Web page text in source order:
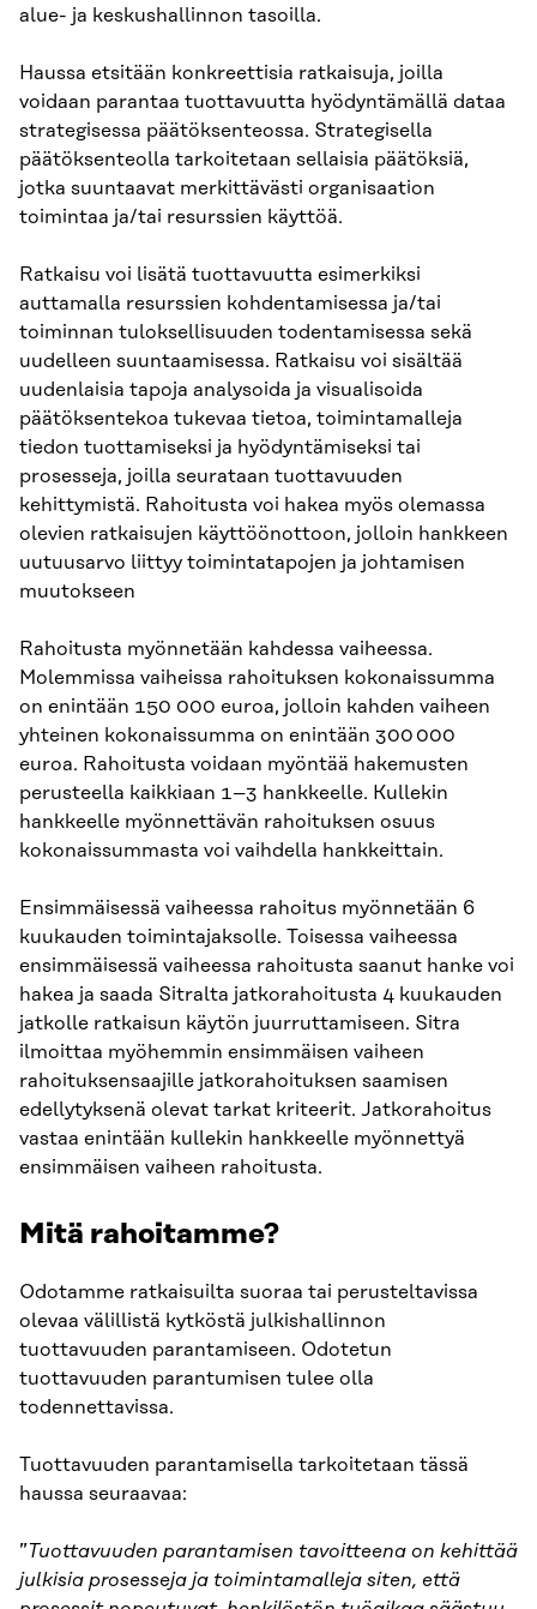
alue- ja keskushallinnon tasoilla.
Haussa etsitään konkreettisia ratkaisuja, joilla
voidaan parantaa tuottavuutta hyödyntämällä dataa
strategisessa päätöksenteossa. Strategisella
päätöksenteolla tarkoitetaan sellaisia päätöksiä,
jotka suuntaavat merkittävästi organisaation
toimintaa ja/tai resurssien käyttöä.
Ratkaisu voi lisätä tuottavuutta esimerkiksi
auttamalla resurssien kohdentamisessa ja/tai
toiminnan tuloksellisuuden todentamisessa sekä
uudelleen suuntaamisessa. Ratkaisu voi sisältää
uudenlaisia tapoja analysoida ja visualisoida
päätöksentekoa tukevaa tietoa, toimintamalleja
tiedon tuottamiseksi ja hyödyntämiseksi tai
prosesseja, joilla seurataan tuottavuuden
kehittymistä. Rahoitusta voi hakea myös olemassa
olevien ratkaisujen käyttöönottoon, jolloin hankkeen
uutuusarvo liittyy toimintatapojen ja johtamisen
muutokseen
Rahoitusta myönnetään kahdessa vaiheessa.
Molemmissa vaiheissa rahoituksen kokonaissumma
on enintään 150 000 euroa, jolloin kahden vaiheen
yhteinen kokonaissumma on enintään 300 000
euroa. Rahoitusta voidaan myöntää hakemusten
perusteella kaikkiaan 1–3 hankkeelle. Kullekin
hankkeelle myönnettävän rahoituksen osuus
kokonaissummasta voi vaihdella hankkeittain.
Ensimmäisessä vaiheessa rahoitus myönnetään 6
kuukauden toimintajaksolle. Toisessa vaiheessa
ensimmäisessä vaiheessa rahoitusta saanut hanke voi
hakea ja saada Sitralta jatkorahoitusta 4 kuukauden
jatkolle ratkaisun käytön juurruttamiseen. Sitra
ilmoittaa myöhemmin ensimmäisen vaiheen
rahoituksensaajille jatkorahoituksen saamisen
edellytyksenä olevat tarkat kriteerit. Jatkorahoitus
vastaa enintään kullekin hankkeelle myönnettyä
ensimmäisen vaiheen rahoitusta.
Mitä rahoitamme?
Odotamme ratkaisuilta suoraa tai perusteltavissa
olevaa välillistä kytköstä julkishallinnon
tuottavuuden parantamiseen. Odotetun
tuottavuuden parantumisen tulee olla
todennettavissa.
Tuottavuuden parantamisella tarkoitetaan tässä
haussa seuraavaa:
”Tuottavuuden parantamisen tavoitteena on kehittää
julkisia prosesseja ja toimintamalleja siten, että